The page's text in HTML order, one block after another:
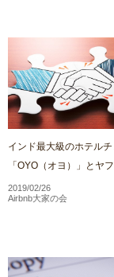
インド最大級のホテル
「OYO（オヨ）」とヤ
2019/02/26
Airbnb大家の会